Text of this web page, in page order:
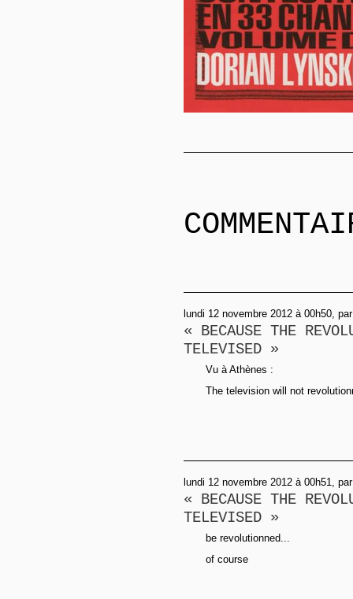
lundi 12 novembre 2012 à 00h50,
« BECAUSE THE
TELEVISED »
Vu à Athènes :
The television will not
lundi 12 novembre 2012 à 00h51,
« BECAUSE THE
TELEVISED »
be revolutionned...
of course